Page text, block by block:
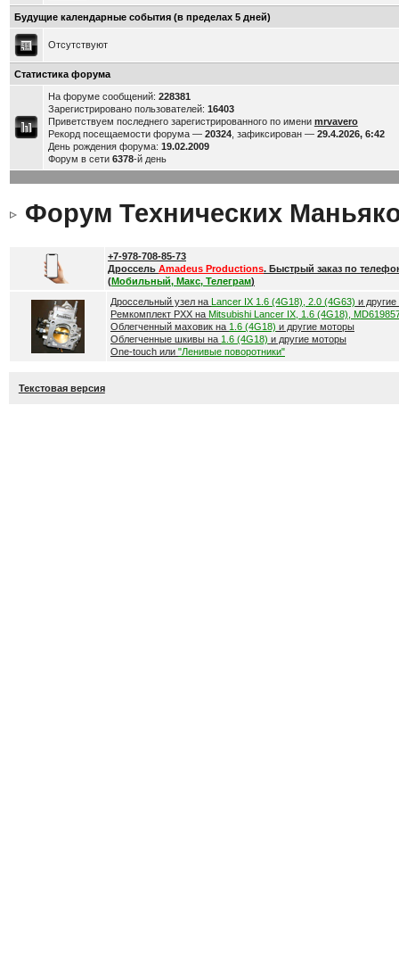
Будущие календарные события (в пределах 5 дней)
Отсутствуют
Статистика форума
На форуме сообщений: 228381
Зарегистрировано пользователей: 16403
Приветствуем последнего зарегистрированного по имени mrvavero
Рекорд посещаемости форума — 20324, зафиксирован — 29.4.2026, 6:42
День рождения форума: 19.02.2009
Форум в сети 6378-й день
Форум Технических
+7-978-708-85-73
Дроссель Amadeus Productions. Быстрый заказ по
(Мобильный, Макс, Телеграм)
Дроссельный узел на Lancer IX 1.6 (4G18), 2.0 (4G63) и
Ремкомплект РХХ на Mitsubishi Lancer IX, 1.6 (4G18),
Облегченный маховик на 1.6 (4G18) и другие моторы
Облегченные шкивы на 1.6 (4G18) и другие моторы
One-touch или "Ленивые поворотники"
Текстовая версия